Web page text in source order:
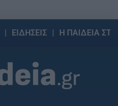
ΕΙΔΗΣΕΙΣ Η ΠΑΙΔΕΙΑ